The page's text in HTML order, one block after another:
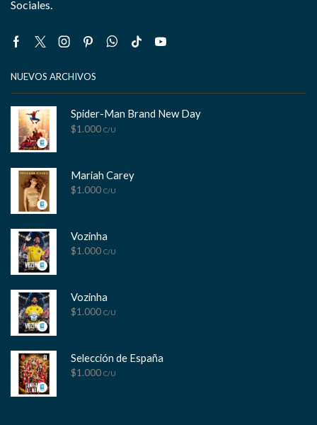
Sociales.
Facebook
TwitterInstagram
PinterestWhatsapp
Tik- Youtube
NUEVOS ARCHIVOS
Spider-Man Brand New Day
$1.000 C/U
Mariah Carey
$1.000 C/U
Vozinha
$1.000 C/U
Vozinha
$1.000 C/U
Selección de España
$1.000 C/U